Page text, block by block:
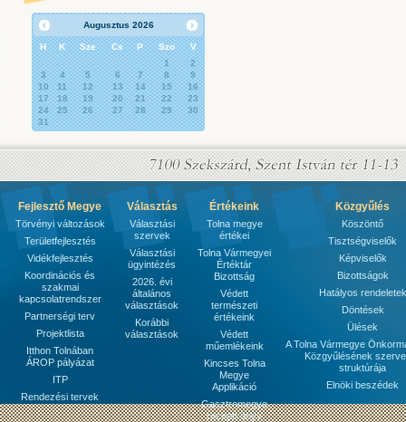
Augusztus 2026
H K Sze Cs P Szo
V
1
2
3
4 5 6 7 8
9
10
11 12 13 14 15
16
17
18 19 20 21 22
23
24
25 26 27 28 29
30
31
Fejlesztő Megye
Törvényi változások
Területfejlesztés
Vidékfejlesztés
Koordinációs és
szakmai
kapcsolatrendszer
Partnerségi terv
Projektlista
Itthon Tolnában
ÁROP pályázat
ITP
Rendezési tervek
Választás
Választási
szervek
Választási
ügyintézés
2026. évi
általános
választások
Korábbi
választások
Értékeink
Tolna megye
értékei
Tolna Vármegyei
Értéktár
Bizottság
Védett
természeti
értékeink
Védett
műemlékeink
Kincses Tolna
Megye
Applikáció
Gasztromegye
receptkönyv
Közgyűlés
Köszöntő
Tisztségviselők
Képviselők
Bizottságok
Hatályos rendeletek
Döntések
Ülések
A Tolna Vármegye
Közgyűlésének
struktúrája
Elnöki beszédek